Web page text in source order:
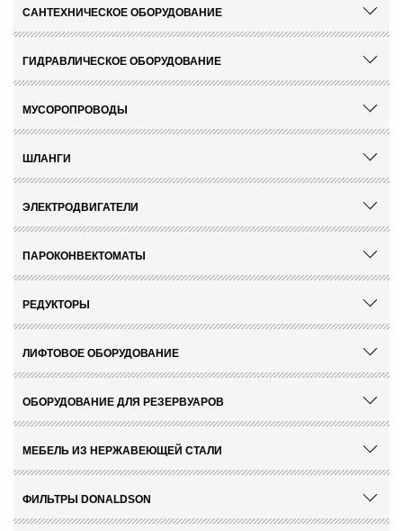
САНТЕХНИЧЕСКОЕ ОБОРУДОВАНИЕ
ГИДРАВЛИЧЕСКОЕ ОБОРУДОВАНИЕ
МУСОРОПРОВОДЫ
ШЛАНГИ
ЭЛЕКТРОДВИГАТЕЛИ
ПАРОКОНВЕКТОМАТЫ
РЕДУКТОРЫ
ЛИФТОВОЕ ОБОРУДОВАНИЕ
ОБОРУДОВАНИЕ ДЛЯ РЕЗЕРВУАРОВ
МЕБЕЛЬ ИЗ НЕРЖАВЕЮЩЕЙ СТАЛИ
ФИЛЬТРЫ DONALDSON
отправить
отправить